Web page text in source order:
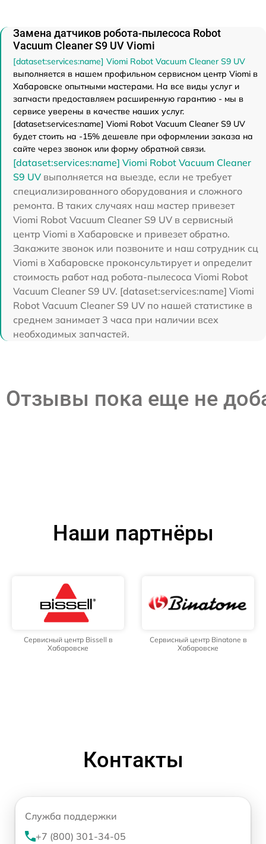
Замена датчиков робота-пылесоса Robot
Vacuum Cleaner S9 UV Viomi
[dataset:services:name] Viomi Robot Vacuum Cleaner S9 UV
выполняется в нашем профильном сервисном центр Viomi в
Хабаровске опытными мастерами. На все виды услуг и
запчасти предоставляем расширенную гарантию - мы в
сервисе уверены в качестве наших услуг.
[dataset:services:name] Viomi Robot Vacuum Cleaner S9 UV
будет стоить на -15% дешевле при оформлении заказа на
сайте через звонок или форму обратной связи.
[dataset:services:name] Viomi Robot Vacuum Cleaner
S9 UV выполняется на выезде, если не требует
специализированного оборудования и сложного
ремонта. В таких случаях наш мастер привезет
Viomi Robot Vacuum Cleaner S9 UV в сервисный
центр Viomi в Хабаровске и привезет обратно.
Закажите звонок или позвоните и наш сотрудник сц
Viomi в Хабаровске проконсультирует и определит
стоимость работ над робота-пылесоса Viomi Robot
Vacuum Cleaner S9 UV. [dataset:services:name] Viomi
Robot Vacuum Cleaner S9 UV по нашей статистике в
среднем занимает 3 часа при наличии всех
необходимых запчастей.
Отзывы пока еще не
Наши партнёры
Сервисный центр Bissell в
Хабаровске
Сервисный центр Binatone в
Хабаровске
Контакты
Служба поддержки
+7 (800) 301-34-05